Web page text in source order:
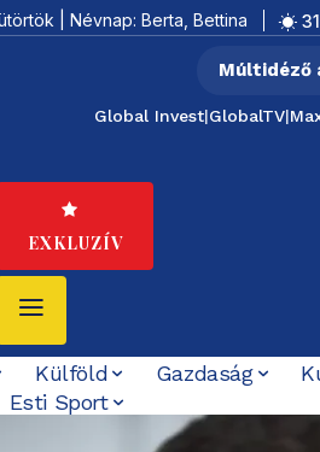
| Névnap: Berta, Bettina
Múltidéző
Global Invest|GlobalTV|
EXKLUZÍV
Külföld Gazdaság
Esti Sport